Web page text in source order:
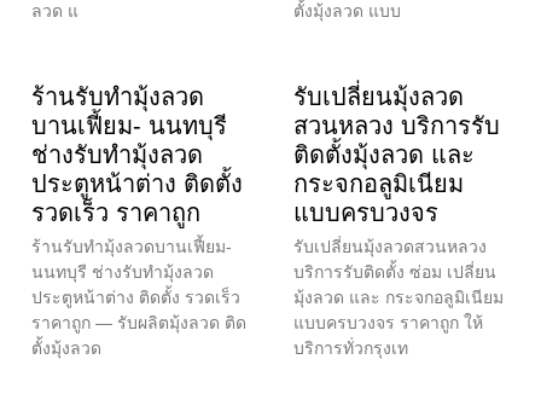
ลวด แ
ตั้งมุ้งลวด แบบ
ร้านรับทำมุ้งลวด
บานเฟี้ยม- นนทบุรี
ช่างรับทำมุ้งลวด
ประตูหน้าต่าง ติดตั้ง
รวดเร็ว ราคาถูก
ร้านรับทำมุ้งลวดบานเฟี้ยม-
นนทบุรี ช่างรับทำมุ้งลวด
ประตูหน้าต่าง ติดตั้ง รวดเร็ว
ราคาถูก — รับผลิตมุ้งลวด ติด
ตั้งมุ้งลวด
รับเปลี่ยนมุ้งลวด
สวนหลวง บริการรับ
ติดตั้งมุ้งลวด และ
กระจกอลูมิเนียม
แบบครบวงจร
รับเปลี่ยนมุ้งลวดสวนหลวง
บริการรับติดตั้ง ซ่อม เปลี่ยน
มุ้งลวด และ กระจกอลูมิเนียม
แบบครบวงจร ราคาถูก ให้
บริการทั่วกรุงเท